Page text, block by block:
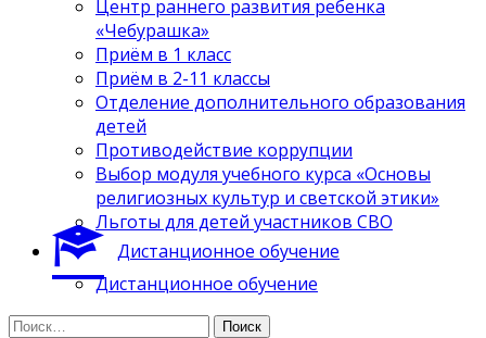
Центр раннего развития ребенка
«Чебурашка»
Приём в 1 класс
Приём в 2-11 классы
Отделение дополнительного образования
детей
Противодействие коррупции
Выбор модуля учебного курса «Основы
религиозных культур и светской этики»
Льготы для детей участников СВО
Дистанционное обучение
Дистанционное обучение
Найти: